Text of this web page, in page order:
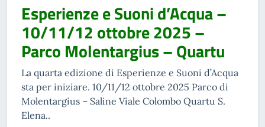
Esperienze e Suoni d’Acqua –
10/11/12 ottobre 2025 –
Parco Molentargius – Quartu
La quarta edizione di Esperienze e Suoni d’Acqua
sta per iniziare. 10/11/12 ottobre 2025 Parco di
Molentargius – Saline Viale Colombo Quartu S.
Elena..